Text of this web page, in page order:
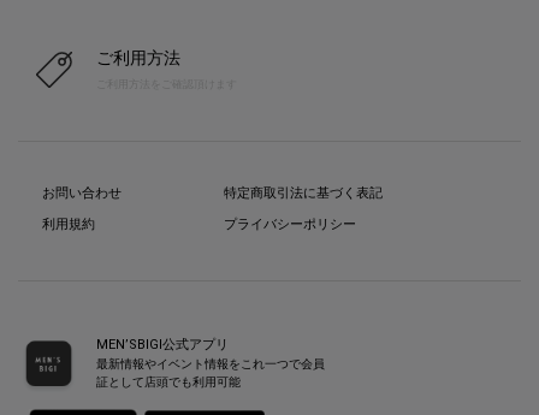
ご利用方法
お問い合わせ
利用規約
特定商取引法に基づく表記
プライバシーポリシー
MEN’SBIGI公式アプリ
最新情報やイベント情報をこれ一つで会員
証として店頭でも利用可能